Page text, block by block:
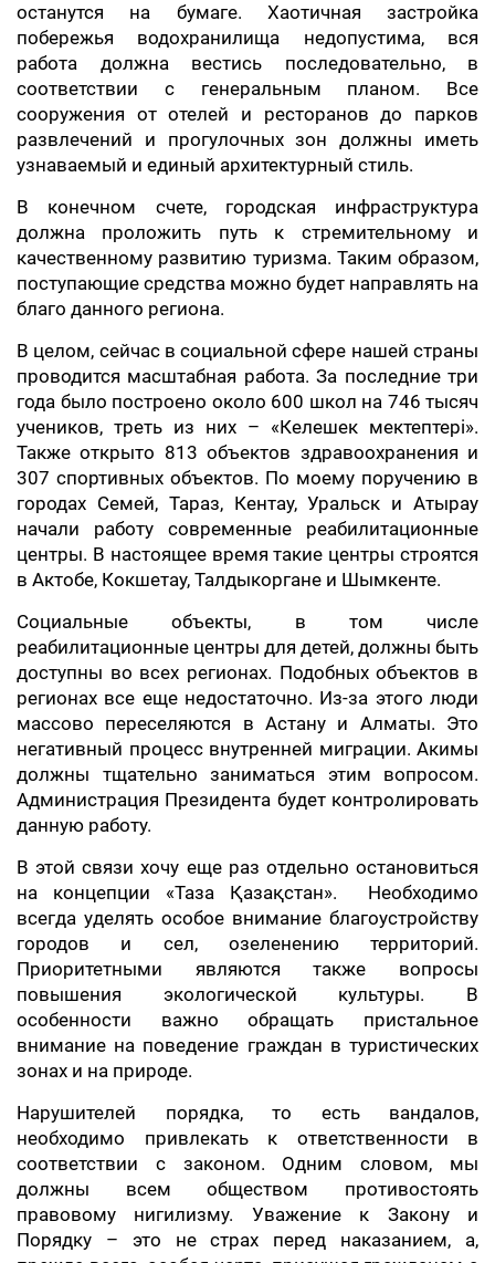
останутся на бумаге. Хаотичная застройка
побережья водохранилища недопустима, вся
работа должна вестись последовательно, в
соответствии с генеральным планом. Все
сооружения от отелей и ресторанов до парков
развлечений и прогулочных зон должны иметь
узнаваемый и единый архитектурный стиль.
В конечном счете, городская инфраструктура
должна проложить путь к стремительному и
качественному развитию туризма. Таким образом,
поступающие средства можно будет направлять на
благо данного региона.
В целом, сейчас в социальной сфере нашей страны
проводится масштабная работа. За последние три
года было построено около 600 школ на 746 тысяч
учеников, треть из них – «Келешек мектептері».
Также открыто 813 объектов здравоохранения и
307 спортивных объектов. ​По моему поручению в
городах Семей, Тараз, Кентау, Уральск и Атырау
начали работу современные реабилитационные
центры. В настоящее время такие центры строятся
в Актобе, Кокшетау, Талдыкоргане и Шымкенте.
Социальные объекты, в том числе
реабилитационные центры для детей, должны быть
доступны во всех регионах. Подобных объектов в
регионах все еще недостаточно. Из-за этого люди
массово переселяются в Астану и Алматы. Это
негативный процесс внутренней миграции. Акимы
должны тщательно заниматься этим вопросом.
Администрация Президента будет контролировать
данную работу.
В этой связи хочу еще раз отдельно остановиться
на концепции «Таза Қазақстан». ​ Необходимо
всегда уделять особое внимание благоустройству
городов и сел, озеленению территорий.
Приоритетными являются также вопросы
повышения экологической культуры. В
особенности важно обращать пристальное
внимание на поведение граждан в туристических
зонах и на природе.
Нарушителей порядка, то есть вандалов,
необходимо привлекать к ответственности в
соответствии с законом. ​Одним словом, мы
должны всем обществом противостоять
правовому нигилизму. Уважение к Закону и
Порядку – это не страх перед наказанием, а,